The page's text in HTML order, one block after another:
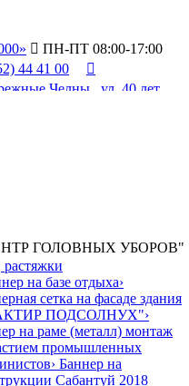
 ПН-ПТ 08:00-17:00
44 41 00

Челны , ул. 40 лет
растяжки
на базе отдыха›
сетка на фасаде здания
ПОДСОЛНУХ"›
на раме (металл) монтаж
промышленных
› Баннер на
Сабантуй 2018
ГОЛОВНЫХ УБОРОВ"